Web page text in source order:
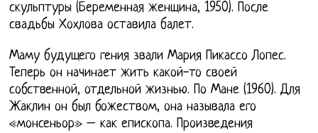
скульптуры (Беременная женщина, 1950). После
свадьбы Хохлова оставила балет.
Маму будущего гения звали Мария Пикассо Лопес.
Теперь он начинает жить какой-то своей
собственной, отдельной жизнью. По Мане (1960). Для
Жаклин он был божеством, она называла его
«монсеньор» – как епископа. Произведения